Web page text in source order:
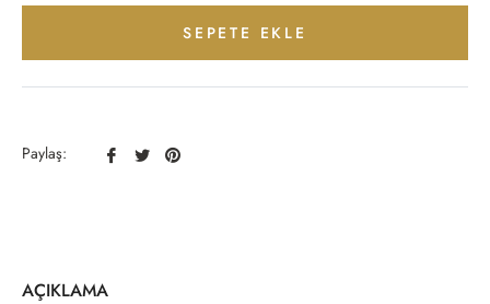
SEPETE EKLE
Paylaş:
Facebook
TwitterPinterest
AÇIKLAMA